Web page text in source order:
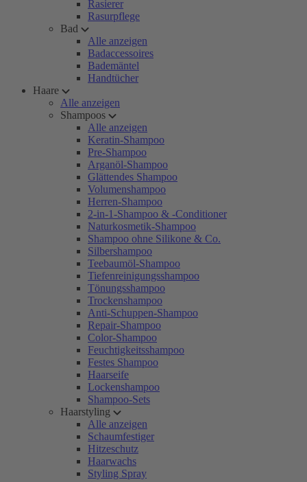
Rasierer
Rasurpflege
Bad
Alle anzeigen
Badaccessoires
Bademäntel
Handtücher
Haare
Alle anzeigen
Shampoos
Alle anzeigen
Keratin-Shampoo
Pre-Shampoo
Arganöl-Shampoo
Glättendes Shampoo
Volumenshampoo
Herren-Shampoo
2-in-1-Shampoo & -Conditioner
Naturkosmetik-Shampoo
Shampoo ohne Silikone & Co.
Silbershampoo
Teebaumöl-Shampoo
Tiefenreinigungsshampoo
Tönungsshampoo
Trockenshampoo
Anti-Schuppen-Shampoo
Repair-Shampoo
Color-Shampoo
Feuchtigkeitsshampoo
Festes Shampoo
Haarseife
Lockenshampoo
Shampoo-Sets
Haarstyling
Alle anzeigen
Schaumfestiger
Hitzeschutz
Haarwachs
Styling Spray